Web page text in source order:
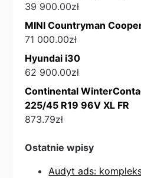
39 900.00zł
MINI Countryman
71 000.00zł
Hyundai i30
62 900.00zł
Continental
225/45 R19 96V XL FR
873.79zł
Ostatnie wpisy
Audyt ads: